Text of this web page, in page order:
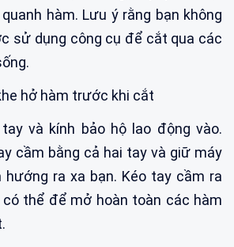
hàm. Lưu ý rằng bạn không
sử dụng công cụ để cắt qua các
hở hàm trước khi cắt
và kính bảo hộ lao động vào.
cầm bằng cả hai tay và giữ máy
hướng ra xa bạn. Kéo tay cầm ra
thể để mở hoàn toàn các hàm